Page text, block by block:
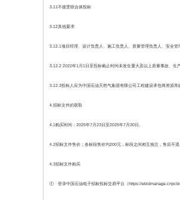
3.11不接受联合体投标
3.12其他要求
3.12.1项目经理、设计负责人、施工负责人、质量管理负责人、安全
3.12.2 2022年1月1日至投标截止时间未发生重大及以上质量事故、生
3.12.3投标人应为中国石油天然气集团有限公司工程建设承包商资源
4.招标文件的获取
4.1购买时间：2025年7月23日至2025年7月30日。
4.2招标文件售价：各标段售价均200元，标段之间相互独立，售后不
4.3招标文件购买
① 登录中国石油电子招标投标交易平台（https://